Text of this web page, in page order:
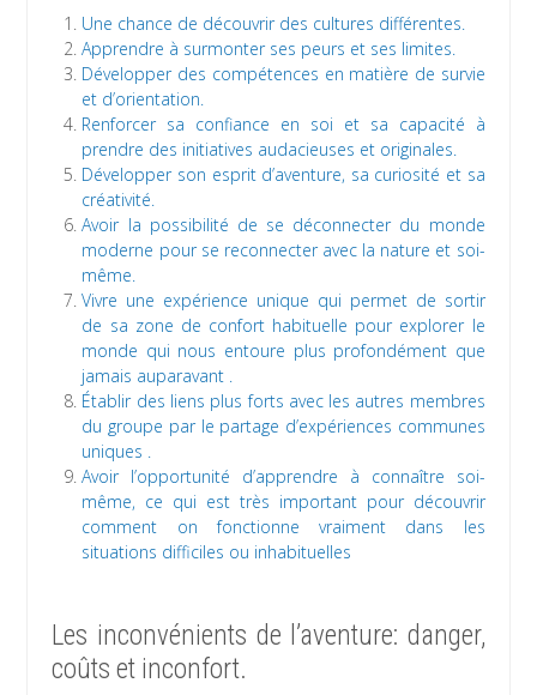
Une chance de découvrir des cultures différentes.
Apprendre à surmonter ses peurs et ses limites.
Développer des compétences en matière de survie
et d’orientation.
Renforcer sa confiance en soi et sa capacité à
prendre des initiatives audacieuses et originales.
Développer son esprit d’aventure, sa curiosité et sa
créativité.
Avoir la possibilité de se déconnecter du monde
moderne pour se reconnecter avec la nature et soi-
même.
Vivre une expérience unique qui permet de sortir
de sa zone de confort habituelle pour explorer le
monde qui nous entoure plus profondément que
jamais auparavant .
Établir des liens plus forts avec les autres membres
du groupe par le partage d’expériences communes
uniques .
Avoir l’opportunité d’apprendre à connaître soi-
même, ce qui est très important pour découvrir
comment on fonctionne vraiment dans les
situations difficiles ou inhabituelles
Les inconvénients de l’aventure: danger,
coûts et inconfort.